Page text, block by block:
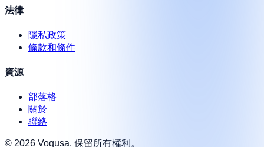
法律
隱私政策
條款和條件
資源
部落格
關於
聯絡
© 2026 Voqusa. 保留所有權利。